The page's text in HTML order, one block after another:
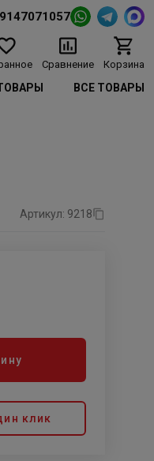
Сравнение Корзина
ВСЕ ТОВАРЫ
Артикул: 9218
клик